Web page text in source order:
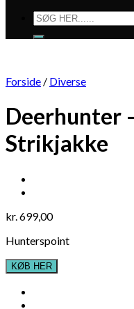
Søg
efter:
Forside / Diverse
Deerhunter
Strikjakke
kr.699,00
Hunterspoint
KØB HER